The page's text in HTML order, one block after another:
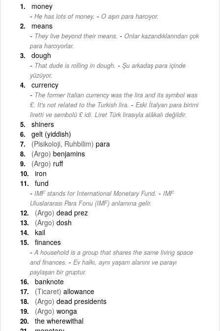
money
He has lots of money. - O aşırı para harcıyor.
means
They live beyond their means. - Onlar kazandıklarından çok
para harcıyorlar.
dough
That dude is rolling in dough. - Şu arkadaş para içinde
yüzüyor.
currency
The former Italian currency was the lira and its symbol was
₤. It's not related to the Turkish lira. - Eski İtalyan para birimi
liretti ve sembolü ₤ idi. Liret Türk lirasıyla alâkalı değildir.
shiners
gelt (yiddish)
(Pisikoloji, Ruhbilim) para
(Argo) benjamins
(Argo) ruff
iron
fund
IMF stands for International Monetary Fund. - IMF
Uluslararası Para Fonu (IMF) anlamına gelir.
(Argo) dead prez
(Argo) dosh
kail
finances
A household is a group that shares the same living space
and finances. - Ev halkı, aynı yaşam alanını ve parayı
paylaşan bir gruptur.
banknote
(Ticaret) allowance
(Argo) dead presidents
(Argo) wonga
the wherewithal